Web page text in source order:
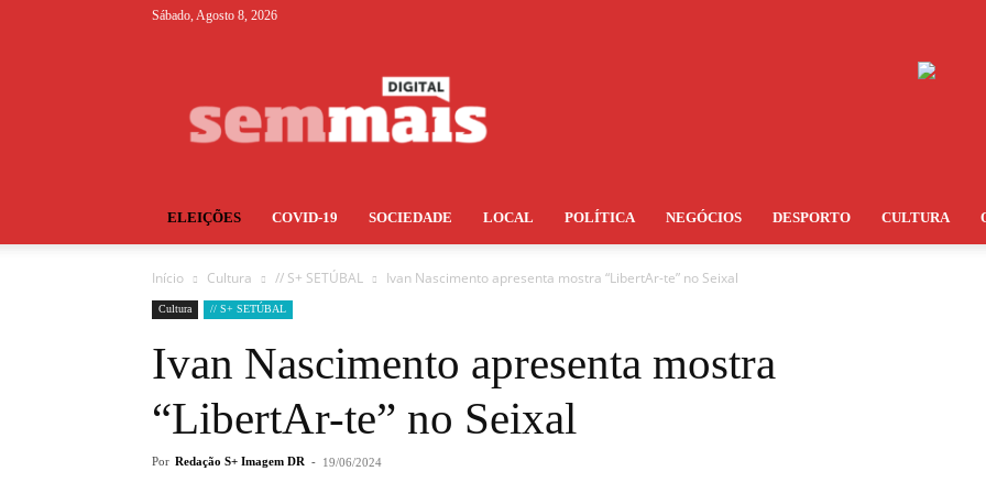
Sábado, Agosto 8, 2026
ELEIÇÕES COVID-19 SOCIEDADE LOCAL POLÍTICA NEGÓCIOS DESPORTO CULTURA
Início Cultura // S+ SETÚBAL Ivan Nascimento apresenta mostra “LibertAr-te” no Seixal
Cultura // S+ SETÚBAL
Ivan Nascimento apresenta mostra
“LibertAr-te” no Seixal
Por Redação S+ Imagem DR - 19/06/2024